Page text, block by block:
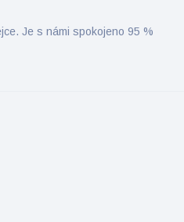
Je s námi spokojeno 95 %